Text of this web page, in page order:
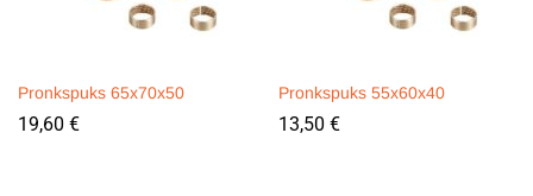
Pronkspuks 65x70x50
19,60 €
Pronkspuks 55x60x40
13,50 €